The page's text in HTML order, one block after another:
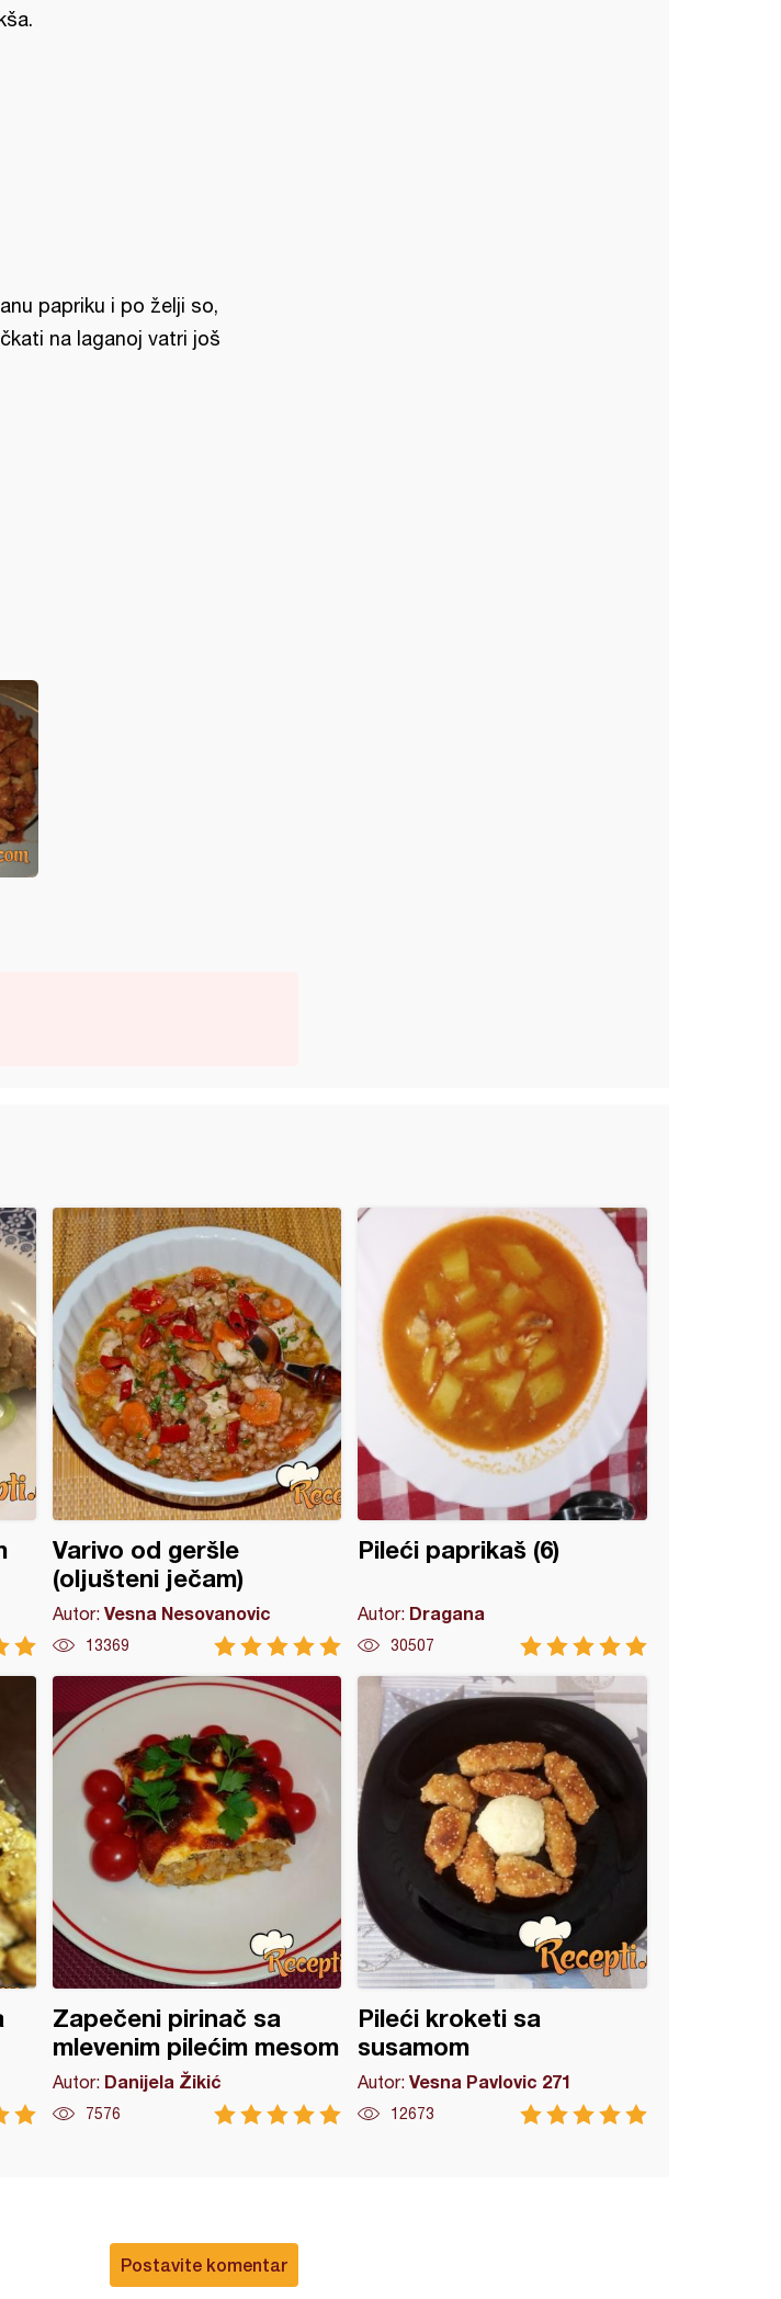
papriku i po želji so,
na laganoj vatri još
Varivo od geršle
(oljušteni ječam)
Autor: Vesna Nesovanovic
13369
Pileći paprikaš (6)
Autor: Dragana
30507
Zapečeni pirinač sa
mlevenim pilećim mesom
Autor: Danijela Žikić
7576
Pileći kroketi sa
susamom
Autor:Vesna Pavlovic 271
12673
Postavite komentar